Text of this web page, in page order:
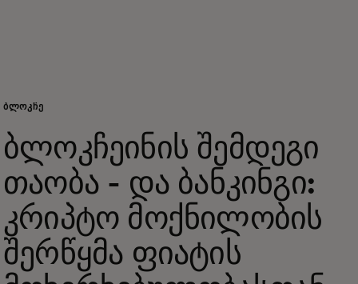
მსოფლიოსთვის
ინოვატორებისთვის
სიახლეები და ტენდენციები
ᲑᲚᲝᲙᲩᲔ
ბლოკჩეინის შემდეგი
თაობა - და ბანკინგი:
კრიპტო მოქნილობის
შერწყმა ფიატის